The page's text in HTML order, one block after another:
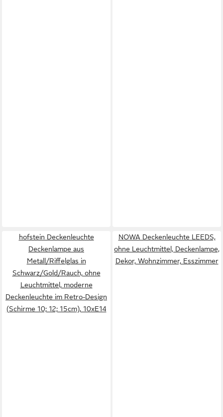
hofstein Deckenleuchte
Deckenlampe aus
Metall/Riffelglas in
Schwarz/Gold/Rauch, ohne
Leuchtmittel, moderne
Deckenleuchte im Retro-Design
(Schirme 10; 12; 15cm), 10xE14
NOWA Deckenleuchte LEEDS,
ohne Leuchtmittel, Deckenlampe,
Dekor, Wohnzimmer, Esszimmer